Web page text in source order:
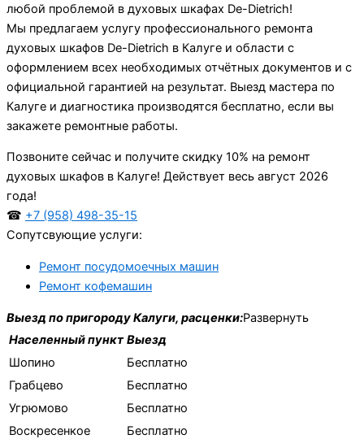
любой проблемой в духовых шкафах De-Dietrich!
Мы предлагаем услугу профессионального ремонта
духовых шкафов De-Dietrich в Калуге и области с
оформлением всех необходимых отчётных документов и с
официальной гарантией на результат. Выезд мастера по
Калуге и диагностика производятся бесплатно, если вы
закажете ремонтные работы.
Позвоните сейчас и получите скидку 10% на ремонт
духовых шкафов в Калуге! Действует весь август 2026
года!
☎ +7 (958) 498-35-15
Сопутсвующие услуги:
Ремонт посудомоечных машин
Ремонт кофемашин
Выезд по пригороду Калуги, расценки:Развернуть
Населенный пункт Выезд
Шопино
Бесплатно
Грабцево
Бесплатно
Угрюмово
Бесплатно
Воскресенкое
Бесплатно